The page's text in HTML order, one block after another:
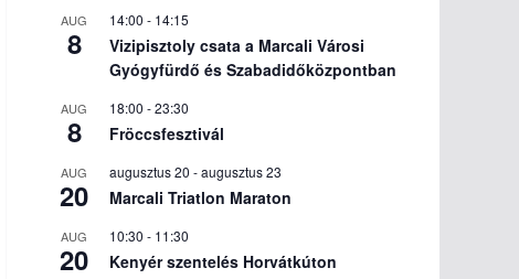
AUG
8
14:00 - 14:15
Vizipisztoly csata a Marcali Városi
Gyógyfürdő és Szabadidőközpontban
AUG
8
18:00 -23:30
Fröccsfesztivál
AUG
20
augusztus 20 -augusztus 23
Marcali Triatlon Maraton
AUG
20
10:30 - 11:30
Kenyér szentelés Horvátkúton